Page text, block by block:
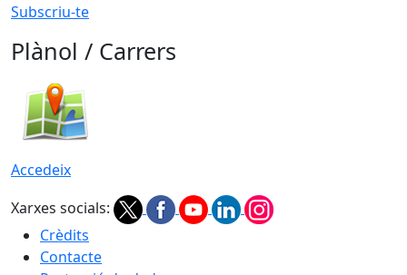
Subscriu-te
Plànol / Carrers
Accedeix
Xarxes socials:
Crèdits
Contacte